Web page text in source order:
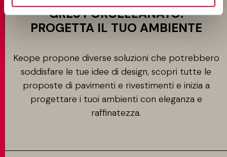
GRÈS PORCELLANATO:
PROGETTA IL TUO AMBIENTE
Keope propone diverse soluzioni che potrebbero
soddisfare le tue idee di design, scopri tutte le
proposte di pavimenti e rivestimenti e inizia a
progettare i tuoi ambienti con eleganza e
raffinatezza.